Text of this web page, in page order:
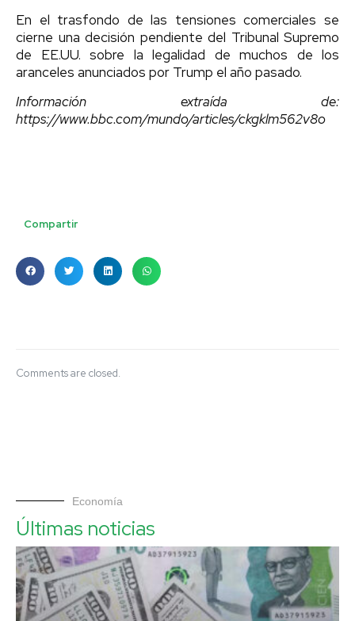
En el trasfondo de las tensiones comerciales se
cierne una decisión pendiente del Tribunal Supremo
de EE.UU. sobre la legalidad de muchos de los
aranceles anunciados por Trump el año pasado.
Información extraída de:
https://www.bbc.com/mundo/articles/ckgklm562v8o
Compartir
Comments are closed.
Economía
Últimas noticias